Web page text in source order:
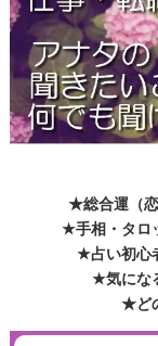
★総合運（
★手相・タロ
★占い初心
★気にな
★ど